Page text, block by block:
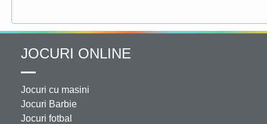
JOCURI ONLINE
Jocuri cu masini
Jocuri Barbie
Jocuri fotbal